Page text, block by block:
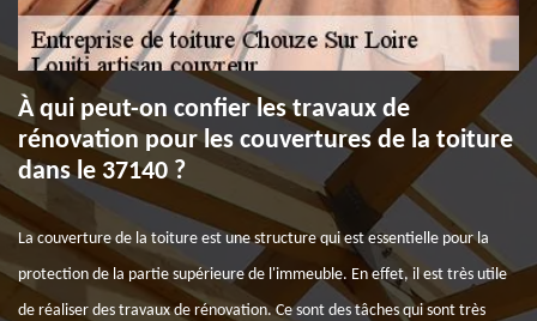
À qui peut-on confier les travaux de
rénovation pour les couvertures de la toiture
dans le 37140 ?
La couverture de la toiture est une structure qui est essentielle pour la
protection de la partie supérieure de l'immeuble. En effet, il est très utile
de réaliser des travaux de rénovation. Ce sont des tâches qui sont très